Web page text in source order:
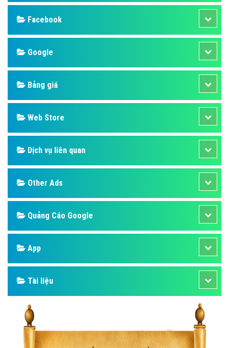
Facebook
Google
Bảng giá
Web Store
Dịch vụ liên quan
Other Ads
Quảng Cáo Google
App
Tài liệu